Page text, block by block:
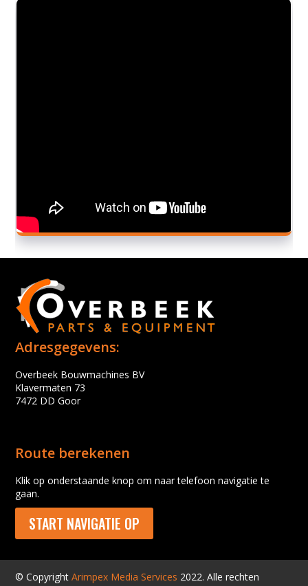
Adresgegevens:
Overbeek Bouwmachines BV
Klavermaten 73
7472 DD Goor
Route berekenen
Klik op onderstaande knop om naar telefoon navigatie te
gaan.
START NAVIGATIE OP
© CopyrightArimpex Media Services 2022. Alle rechten